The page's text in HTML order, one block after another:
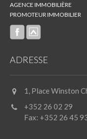
AGENCE IMMOBILIÈRE
PROMOTEUR IMMOBILIER
ADRESSE
1, Place Winston
+352 26 02 29
Fax: +352 26 45